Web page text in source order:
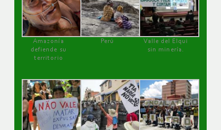
Amazonía
defiende su
territorio
Perú
Valle del Elqui
sin minería.